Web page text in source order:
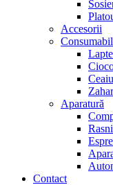
Accesorii
Aparatură
Contact